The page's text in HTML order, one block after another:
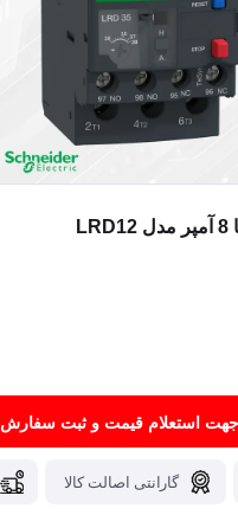
استعلام قیمت و ثبت سفارش
گارانتی اصالت کالا